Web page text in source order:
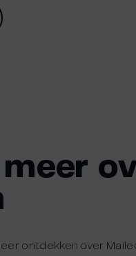
ontdekken over